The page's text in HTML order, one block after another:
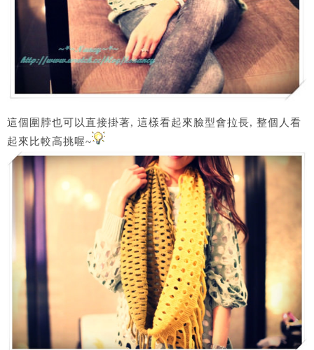
這個圍脖也可以直接掛著, 這樣看起來臉型會拉長, 整個人看
起來比較高挑喔~